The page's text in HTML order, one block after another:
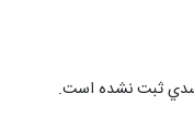
ثبت نشده است.